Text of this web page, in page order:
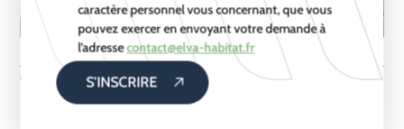
PARTAGER SUR :
caractère personnel vous concernant, que vous
pouvez exercer en envoyant votre demande à
l’adressecontact@elva-habitat.fr
S'INSCRIRE